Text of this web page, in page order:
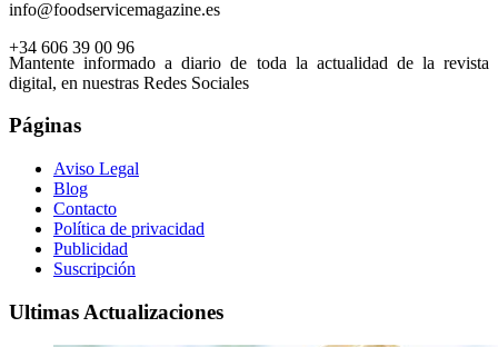
info@foodservicemagazine.es
+34 606 39 00 96
Mantente informado a diario de toda la actualidad de la revista
digital, en nuestras Redes Sociales
Páginas
Aviso Legal
Blog
Contacto
Política de privacidad
Publicidad
Suscripción
Ultimas Actualizaciones